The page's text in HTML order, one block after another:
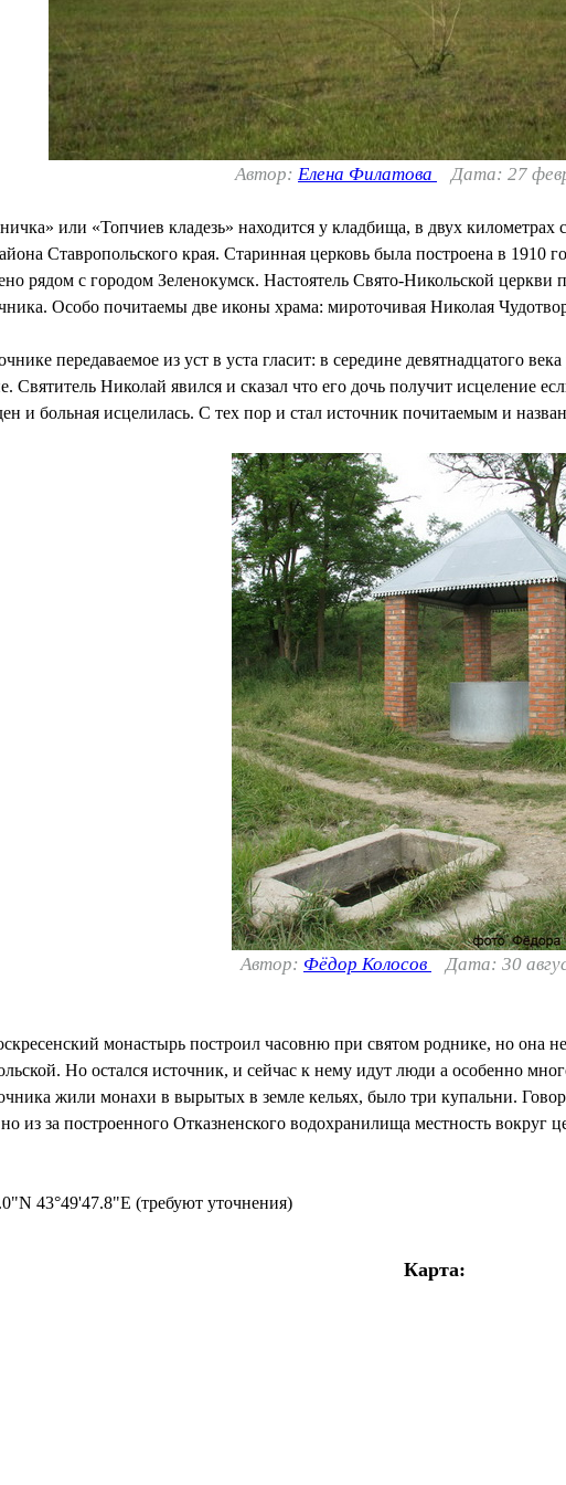
Автор: Елена Филатова Дата: 27
или «Топчиев кладезь» находится у кладбища, в двух километрах
Ставропольского края. Старинная церковь была построена в
рядом с городом Зеленокумск. Настоятель Свято-Никольской
Особо почитаемы две иконы храма: мироточивая Николая
передаваемое из уст в уста гласит: в середине девятнадцатого
Святитель Николай явился и сказал что его дочь получит исцеление
и больная исцелилась. С тех пор и стал источник почитаемым и
Автор: Фёдор Колосов Дата: 30
монастырь построил часовню при святом роднике, но она
Но остался источник, и сейчас к нему идут люди а особенно
жили монахи в вырытых в земле кельях, было три купальни.
из за построенного Отказненского водохранилища местность
43°49'47.8"E (требуют уточнения)
Карта: